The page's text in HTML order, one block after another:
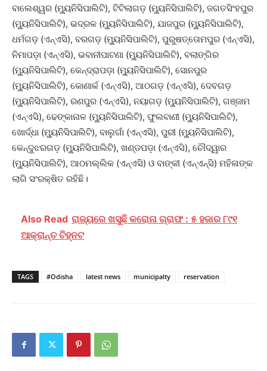
ବାଲେଶ୍ୱର (ମ୍ୟୁନିସିପାଲିଟି), ଟିଟିଲାଗଡ଼ (ମ୍ୟୁନିସିପାଲିଟି), ଜଗତସିଂହପୁର
(ମ୍ୟୁନିସିପାଲିଟି), ଭଦ୍ରକ (ମ୍ୟୁନିସିପାଲିଟି), ଯାଜପୁର (ମ୍ୟୁନିସିପାଲିଟି),
ଧର୍ମଗଡ଼ (ଏନ୍‌ଏସି), ବରଗଡ଼ (ମ୍ୟୁନିସିପାଲିଟି), ପୁରୁଷତ୍ତୋମପୁର (ଏନ୍‌ଏସି),
ନିମାପଡ଼ା (ଏନ୍‌ଏସି), ଭବାନୀପାଟଣା (ମ୍ୟୁନିସିପାଲିଟି), ବଲାଙ୍ଗିର
(ମ୍ୟୁନିସିପାଲିଟି), କେନ୍ଦ୍ରାପଡ଼ା (ମ୍ୟୁନିସିପାଲିଟି), ସୋନପୁର
(ମ୍ୟୁନିସିପାଲିଟି), କୋଣାର୍କ (ଏନ୍‌ଏସି), ଆଠଗଡ଼ (ଏନ୍‌ଏସି), ଦେବଗଡ଼
(ମ୍ୟୁନିସିପାଲିଟି), ରଣପୁର (ଏନ୍‌ଏସି), ନୟାଗଡ଼ (ମ୍ୟୁନିସିପାଲିଟି), ଗଞ୍ଜାମ
(ଏନ୍‌ଏସି), ଢେଙ୍କାନାଳ (ମ୍ୟୁନିସିପାଲିଟି), ଫୁଲବାଣୀ (ମ୍ୟୁନିସିପାଲିଟି),
ଖୋର୍ଦ୍ଧା (ମ୍ୟୁନିସିପାଲିଟି), ବାଲୁଗାଁ (ଏନ୍‌ଏସି), ପୁରୀ (ମ୍ୟୁନିସିପାଲିଟି),
କେନ୍ଦୁଝରଗଡ଼ (ମ୍ୟୁନିସିପାଲିଟି), ଖଣ୍ଡପଡ଼ା (ଏନ୍‌ଏସି), ଚୌଦ୍ୱାର
(ମ୍ୟୁନିସିପାଲିଟି), ଆଠମଲ୍ଲିକ (ଏନ୍‌ଏସି) ଓ ବାଙ୍କୀ (ଏନ୍‌ଏନ୍‌ସି) ମହିଳାଙ୍କ
ଲାଗି ସଂରକ୍ଷିତ ରହିଛି।
Also Read ରାଜ୍ୟରେ ଖସୁଛି କରୋନା ଗ୍ରାଫ : ୫ ହଜାର ୮୯୧
ଆକ୍ରାନ୍ତ ଚିହ୍ନଟ
TAGS #Odisha latest news municipalty reservation